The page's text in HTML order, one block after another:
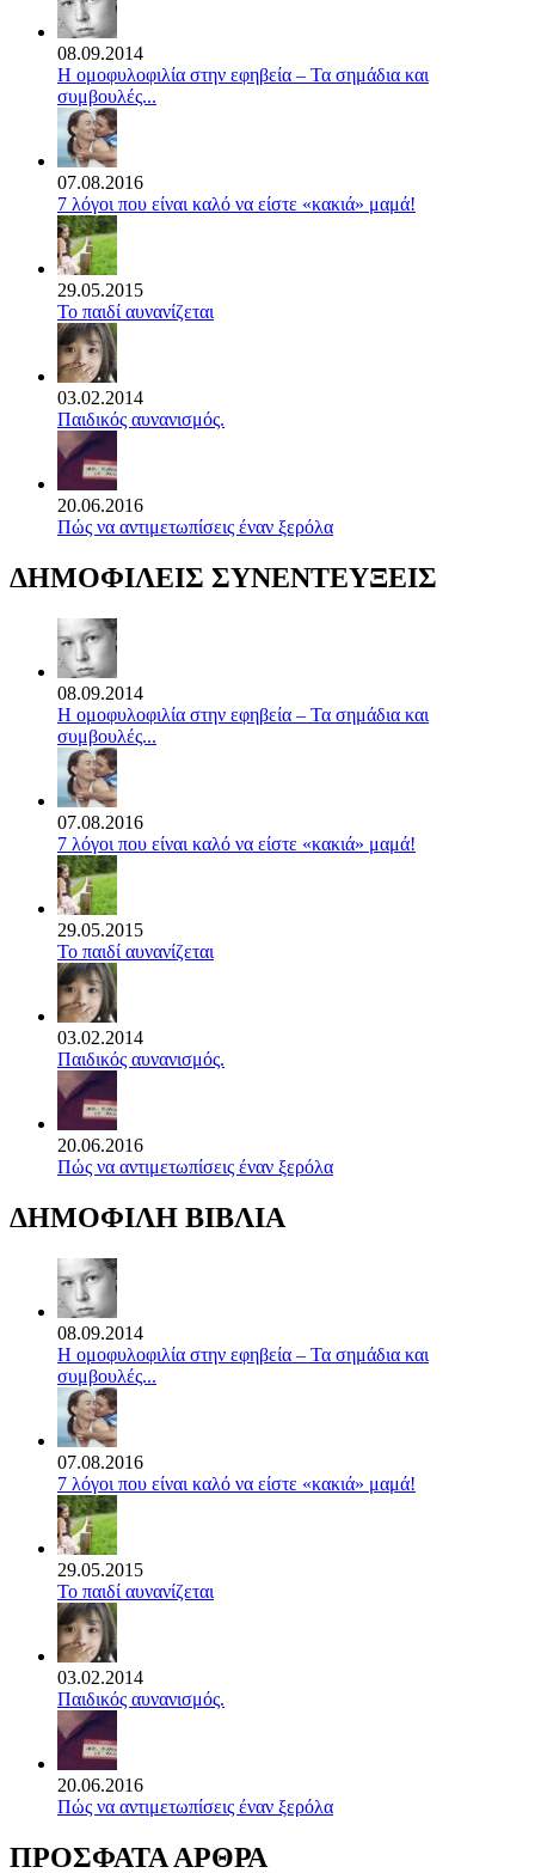
08.09.2014
Η ομοφυλοφιλία στην εφηβεία – Τα σημάδια και
συμβουλές...
07.08.2016
7 λόγοι που είναι καλό να είστε «κακιά» μαμά!
29.05.2015
Το παιδί αυνανίζεται
03.02.2014
Παιδικός αυνανισμός.
20.06.2016
Πώς να αντιμετωπίσεις έναν ξερόλα
ΔΗΜΟΦΙΛΕΙΣ ΣΥΝΕΝΤΕΥΞΕΙΣ
08.09.2014
Η ομοφυλοφιλία στην εφηβεία – Τα σημάδια και
συμβουλές...
07.08.2016
7 λόγοι που είναι καλό να είστε «κακιά» μαμά!
29.05.2015
Το παιδί αυνανίζεται
03.02.2014
Παιδικός αυνανισμός.
20.06.2016
Πώς να αντιμετωπίσεις έναν ξερόλα
ΔΗΜΟΦΙΛΗ ΒΙΒΛΙΑ
08.09.2014
Η ομοφυλοφιλία στην εφηβεία – Τα σημάδια και
συμβουλές...
07.08.2016
7 λόγοι που είναι καλό να είστε «κακιά» μαμά!
29.05.2015
Το παιδί αυνανίζεται
03.02.2014
Παιδικός αυνανισμός.
20.06.2016
Πώς να αντιμετωπίσεις έναν ξερόλα
ΠΡΟΣΦΑΤΑ ΑΡΘΡΑ